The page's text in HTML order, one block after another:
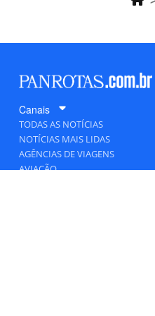
Canais
TODAS AS NOTÍCIAS
NOTÍCIAS MAIS LIDAS
AGÊNCIAS DE VIAGENS
AVIAÇÃO